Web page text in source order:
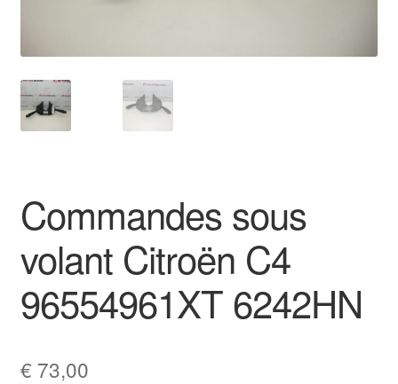
Politique de confidentialité
Procédure de Réclamation
Commandes sous
volant Citroën C4
96554961XT 6242HN
€ 73,00